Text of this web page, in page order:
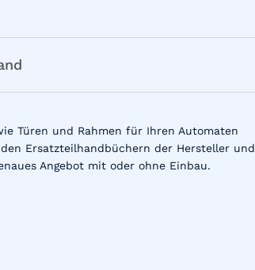
Türen und Rahmen für Ihren Automaten
Ersatzteilhandbüchern der Hersteller und
Angebot mit oder ohne Einbau.